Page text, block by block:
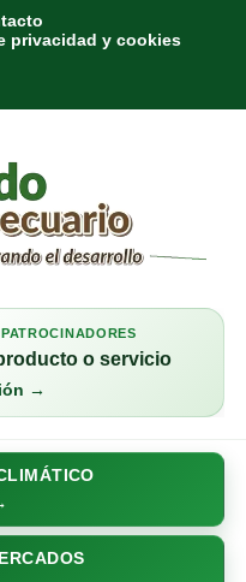
privacidad y cookies
o servicio
→